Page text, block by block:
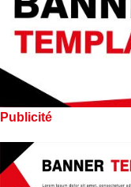
Publicité